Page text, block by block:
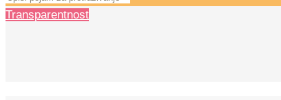
Transparentnost